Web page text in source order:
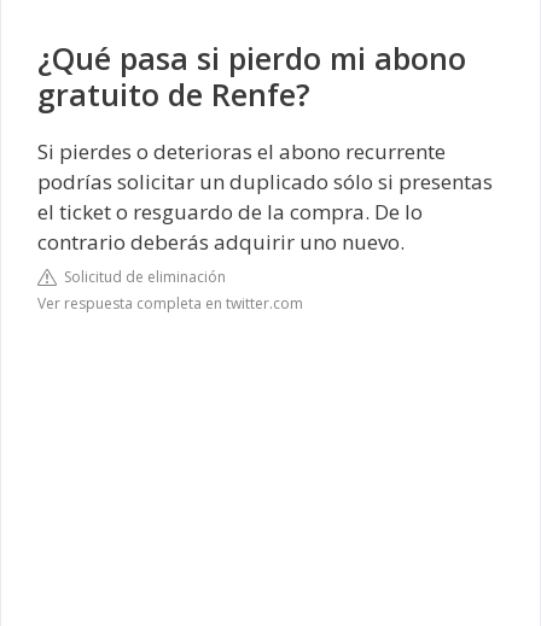
¿Qué pasa si pierdo mi abono
gratuito de Renfe?
Si pierdes o deterioras el abono recurrente
podrías solicitar un duplicado sólo si presentas
el ticket o resguardo de la compra. De lo
contrario deberás adquirir uno nuevo.
Solicitud de eliminación
Ver respuesta completa en twitter.com